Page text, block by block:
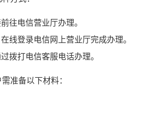
往电信营业厅办理。
线登录电信网上营业厅完成办理。
拨打电信客服电话办理。
准备以下材料：